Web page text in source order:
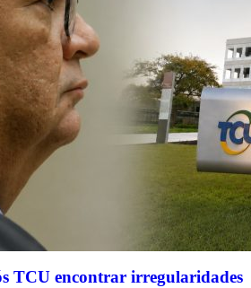
TCU encontrar irregularidades